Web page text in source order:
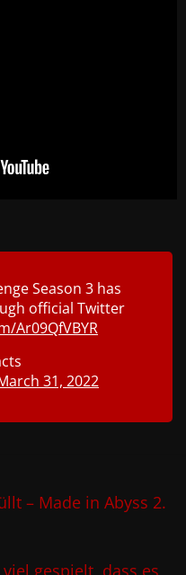
Season 3 has
official Twitter
Ar09QfVBYR
31, 2022
– Made in Abyss 2.
gespielt, dass es